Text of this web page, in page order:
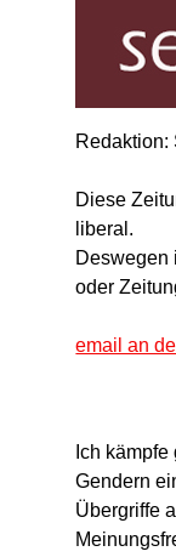
Redaktion:
Diese
liberal.
Deswegen
oder
email an
Ich
Gendern
Übergriffe